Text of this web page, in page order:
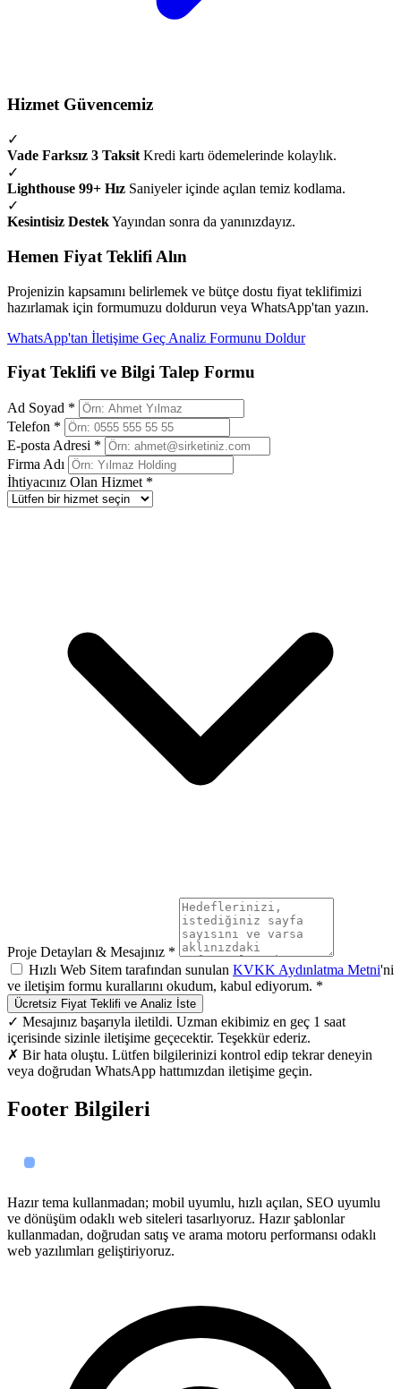
Hizmet Güvencemiz
✓
Vade Farksız 3 Taksit Kredi kartı ödemelerinde kolaylık.
✓
Lighthouse 99+ Hız Saniyeler içinde açılan temiz kodlama.
✓
Kesintisiz DestekYayından sonra da yanınızdayız.
Hemen Fiyat Teklifi Alın
Projenizin kapsamını belirlemek ve bütçe dostu fiyat teklifimizi
hazırlamak için formumuzu doldurun veya WhatsApp'tan yazın.
WhatsApp'tan İletişime Geç Analiz Formunu Doldur
Fiyat Teklifi ve Bilgi Talep Formu
Ad Soyad *
Telefon *
E-posta Adresi *
Firma Adı
İhtiyacınız Olan Hizmet *
Proje Detayları & Mesajınız *
Hızlı Web Sitem tarafından sunulan KVKK Aydınlatma Metni'ni
ve iletişim formu kurallarını okudum, kabul ediyorum. *
Ücretsiz Fiyat Teklifi ve Analiz İste
✓ Mesajınız başarıyla iletildi. Uzman ekibimiz en geç 1 saat
içerisinde sizinle iletişime geçecektir. Teşekkür ederiz.
✗ Bir hata oluştu. Lütfen bilgilerinizi kontrol edip tekrar deneyin
veya doğrudan WhatsApp hattımızdan iletişime geçin.
Footer Bilgileri
Hazır tema kullanmadan; mobil uyumlu, hızlı açılan, SEO uyumlu
ve dönüşüm odaklı web siteleri tasarlıyoruz. Hazır şablonlar
kullanmadan, doğrudan satış ve arama motoru performansı odaklı
web yazılımları geliştiriyoruz.